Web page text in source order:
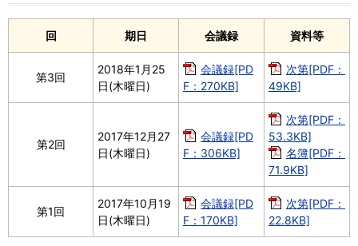
回 期日 会議録 資料等
第3回
2018年1月25
日(木曜日)
会議録[PD
F：270KB]
次第[PDF：
49KB]
第2回
2017年12月27
日(木曜日)
会議録[PD
F：306KB]
次第[PDF：
53.3KB]
名簿[PDF：
71.9KB]
第1回
2017年10月19
日(木曜日)
会議録[PD
F：170KB]
次第[PDF：
22.8KB]